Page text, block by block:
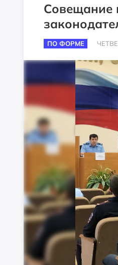
Совещание
ПО ФОРМЕ